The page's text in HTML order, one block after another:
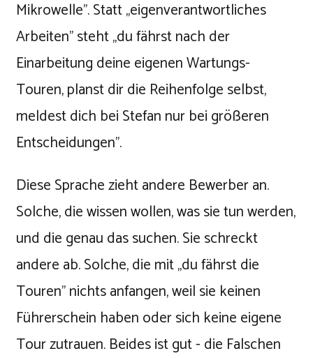
Mikrowelle". Statt „eigenverantwortliches
Arbeiten" steht „du fährst nach der
Einarbeitung deine eigenen Wartungs-
Touren, planst dir die Reihenfolge selbst,
meldest dich bei Stefan nur bei größeren
Entscheidungen".
Diese Sprache zieht andere Bewerber an.
Solche, die wissen wollen, was sie tun werden,
und die genau das suchen. Sie schreckt
andere ab. Solche, die mit „du fährst die
Touren" nichts anfangen, weil sie keinen
Führerschein haben oder sich keine eigene
Tour zutrauen. Beides ist gut - die Falschen